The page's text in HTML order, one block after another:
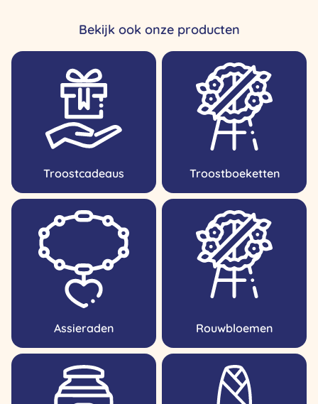
Bekijk ook onze producten
Troostcadeaus Troostboeketten
Assieraden Rouwbloemen